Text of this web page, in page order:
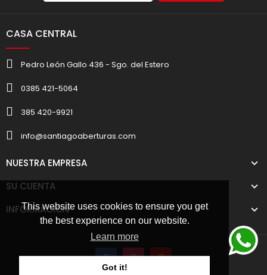
This website uses cookies to ensure you get
the best experience on our website.
Learn more
Got it!
CASA CENTRAL
Pedro León Gallo 436 - Sgo. del Estero
0385 421-5064
385 420-9921
info@santiagoaberturas.com
NUESTRA EMPRESA
SU CUENTA
INFORMACIÓN